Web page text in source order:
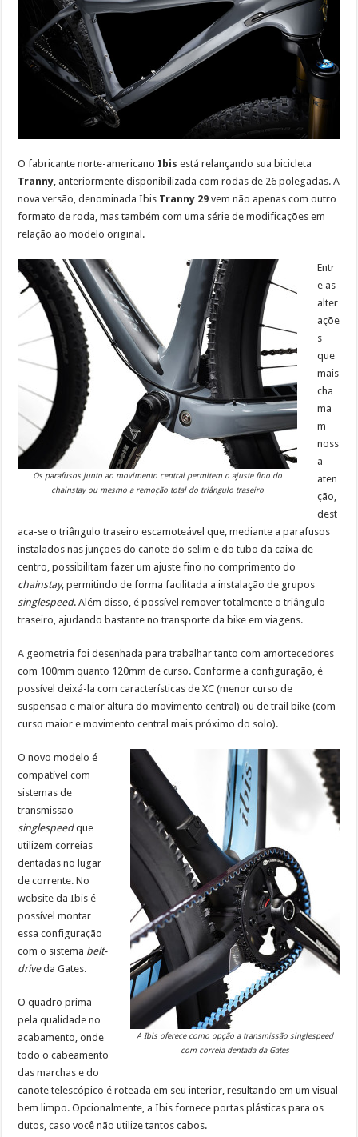
O fabricante norte-americano Ibis está relançando sua bicicleta
Tranny , anteriormente disponibilizada com rodas de 26 polegadas. A
nova versão, denominada Ibis Tranny 29 vem não apenas com outro
formato de roda, mas também com uma série de modificações em
relação ao modelo original.
Os parafusos junto ao movimento central permitem o ajuste fino do
chainstay ou mesmo a remoção total do triângulo traseiro
Entr
e as
alter
açõe
s
que
mais
cha
ma
m
noss
a
aten
ção,
dest
aca-se o triângulo traseiro escamoteável que, mediante a parafusos
instalados nas junções do canote do selim e do tubo da caixa de
centro, possibilitam fazer um ajuste fino no comprimento do
chainstay, permitindo de forma facilitada a instalação de grupos
singlespeed. Além disso, é possível remover totalmente o triângulo
traseiro, ajudando bastante no transporte da bike em viagens.
A geometria foi desenhada para trabalhar tanto com amortecedores
com 100mm quanto 120mm de curso. Conforme a configuração, é
possível deixá-la com características de XC (menor curso de
suspensão e maior altura do movimento central) ou de trail bike (com
curso maior e movimento central mais próximo do solo).
A Ibis oferece como opção a transmissão singlespeed
com correia dentada da Gates
O novo modelo é
compatível com
sistemas de
transmissão
singlespeedque
utilizem correias
dentadas no lugar
de corrente. No
website da Ibis é
possível montar
essa configuração
com o sistema belt-
driveda Gates.
O quadro prima
pela qualidade no
acabamento, onde
todo o cabeamento
das marchas e do
canote telescópico é roteada em seu interior, resultando em um visual
bem limpo. Opcionalmente, a Ibis fornece portas plásticas para os
dutos, caso você não utilize tantos cabos.